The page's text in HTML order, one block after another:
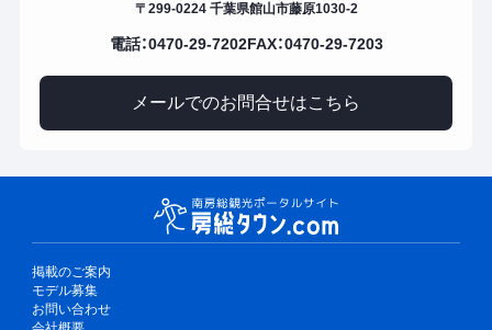
〒299-0224 千葉県館山市藤原1030-2
電話：0470-29-7202FAX：0470-29-7203
メールでのお問合せはこちら
掲載のご案内
モデル募集
お問い合わせ